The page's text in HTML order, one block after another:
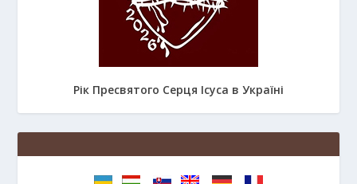
Рік Пресвятого Серця Ісуса в Україні